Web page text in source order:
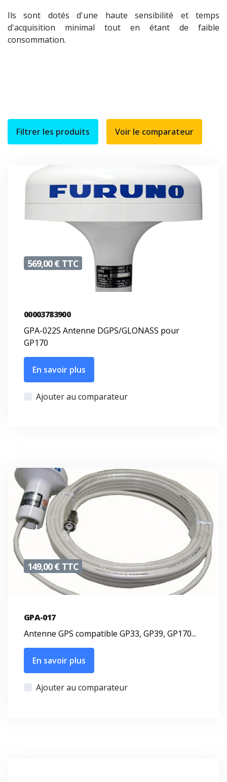
Ils sont dotés d'une haute sensibilité et temps
d'acquisition minimal tout en étant de faible
consommation.
Filtrer les produits
569,00 € TTC
00003783900
GPA-022S Antenne DGPS/GLONASS pour
GP170
En savoir plus
Ajouter au comparateur
149,00 € TTC
GPA-017
Antenne GPS compatible GP33, GP39, GP170...
En savoir plus
Ajouter au comparateur